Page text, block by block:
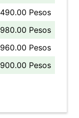
Pesos
Pesos
Pesos
Pesos